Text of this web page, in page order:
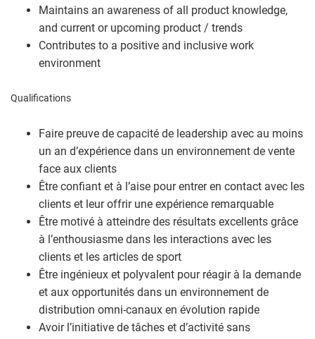
Maintains an awareness of all product knowledge,
and current or upcoming product / trends
Contributes to a positive and inclusive work
environment
Qualifications
Faire preuve de capacité de leadership avec au moins
un an d’expérience dans un environnement de vente
face aux clients
Être confiant et à l’aise pour entrer en contact avec les
clients et leur offrir une expérience remarquable
Être motivé à atteindre des résultats excellents grâce
à l’enthousiasme dans les interactions avec les
clients et les articles de sport
Être ingénieux et polyvalent pour réagir à la demande
et aux opportunités dans un environnement de
distribution omni-canaux en évolution rapide
Avoir l’initiative de tâches et d’activité sans